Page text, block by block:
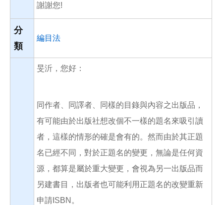
謝謝您!
分
類
編目法
旻沂，您好：
同作者、同譯者、同樣的目錄與內容之出版品，
有可能由於出版社想改個不一樣的題名來吸引讀
者，這樣的情形的確是會有的。然而由於其正題
名已經不同，對於正題名的變更，無論是任何資
源，都算是屬於重大變更，會視為另一出版品而
另建書目，出版者也可能利用正題名的改變重新
申請ISBN。